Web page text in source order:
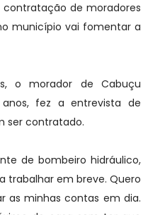
contratação de moradores
município vai fomentar a
o morador de Cabuçu
fez a entrevista de
ser contratado.
de bombeiro hidráulico,
trabalhar em breve. Quero
as minhas contas em dia.